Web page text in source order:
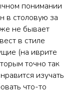
понимании
в столовую за
не бывает
в стиле
(на иврите
точно так
изучать
что-то